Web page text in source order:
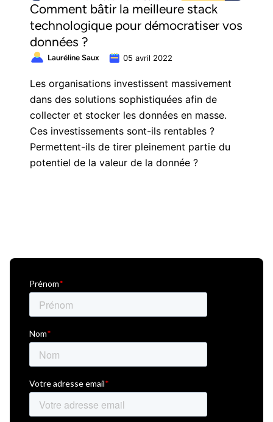
Comment bâtir la meilleure stack
technologique pour démocratiser vos
données ?
Lauréline Saux 05 avril 2022
Les organisations investissent massivement
dans des solutions sophistiquées afin de
collecter et stocker les données en masse. ​​
Ces investissements sont-ils rentables ?
Permettent-ils de tirer pleinement partie du
potentiel de la valeur de la donnée ?